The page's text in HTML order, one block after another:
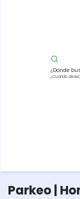
¿Donde
¿Cuando
Parkeo |